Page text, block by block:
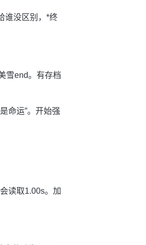
谁没区别，*终
雪end。有存档
命运”。开始强
读取1.00s。加